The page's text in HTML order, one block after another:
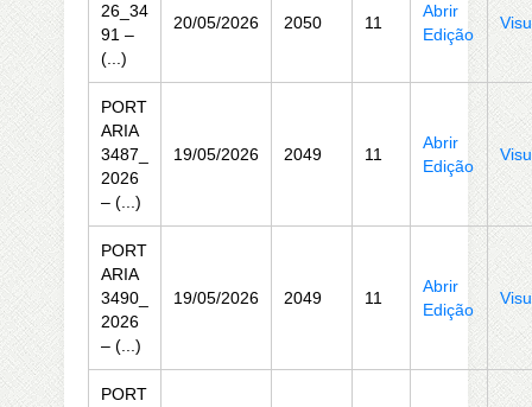
26_34
91 –
(...)
20/05/2026 2050 11
Abrir
Edição
PORT
ARIA
3487_
2026
– (...)
19/05/2026 2049 11
Abrir
Edição
PORT
ARIA
3490_
2026
– (...)
19/05/2026 2049 11
Abrir
Edição
PORT